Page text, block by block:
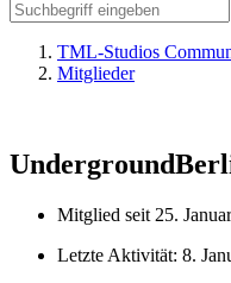
TML-Studios
Mitglieder
Mitglied seit 25.
Letzte Aktivität: 8.